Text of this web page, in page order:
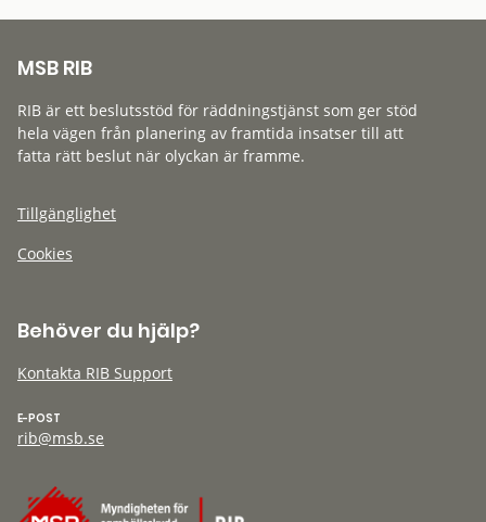
MSB RIB
RIB är ett beslutsstöd för räddningstjänst som ger stöd
hela vägen från planering av framtida insatser till att
fatta rätt beslut när olyckan är framme.
Tillgänglighet
Cookies
Behöver du hjälp?
Kontakta RIB Support
E-POST
rib@msb.se